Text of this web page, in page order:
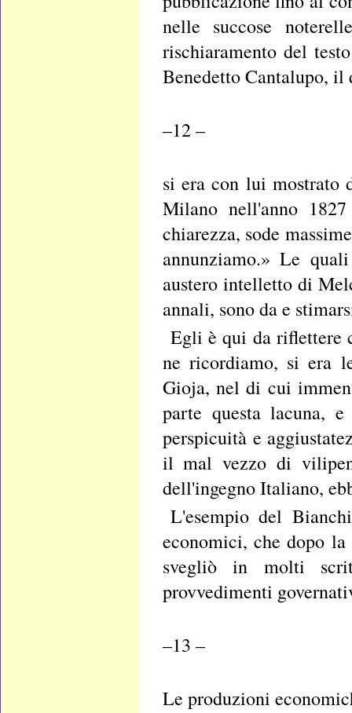
nelle succose
rischiaramento del
Benedetto Cantalupo, il
–12 –
si era con lui mostrato
Milano nell'anno
chiarezza, sode
annunziamo.» Le
austero intelletto di
annali, sono da e
Egli è qui da riflettere
ne ricordiamo, si era
Gioja, nel di cui
parte questa lacuna,
perspicuità e
il mal vezzo di
dell'ingegno Italiano,
L'esempio del
economici, che dopo
svegliò in molti
provvedimenti
–13 –
Le produzioni